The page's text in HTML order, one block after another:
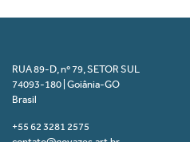
RUA 89-D, nº 79, SETOR SUL
74093-180 | Goiânia-GO
Brasil
+55 62 3281 2575